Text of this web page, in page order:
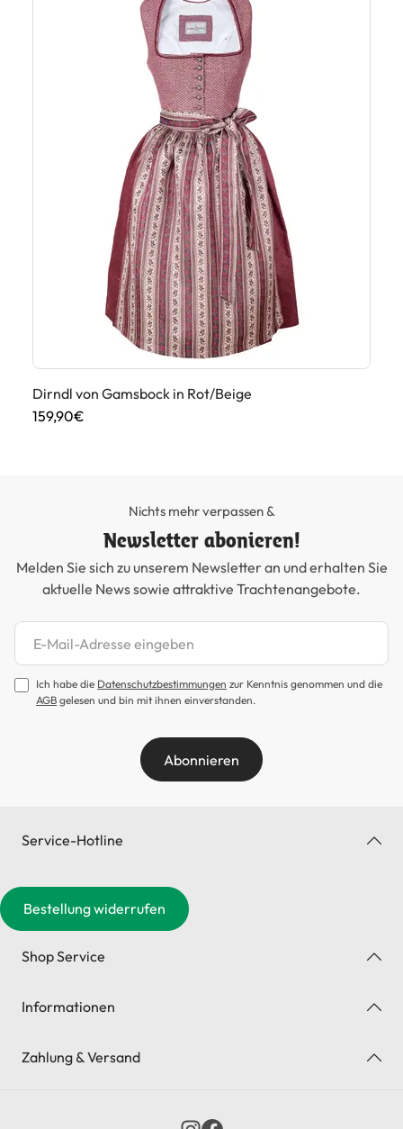
Dirndl von Gamsbock in Rot/Beige
159,90€
Nichts mehr verpassen &
Newsletter abonieren!
Melden Sie sich zu unserem Newsletter an und erhalten Sie
aktuelle News sowie attraktive Trachtenangebote.
Newsletter abonnieren
Ich habe die Datenschutzbestimmungen zur Kenntnis genommen und die
AGB gelesen und bin mit ihnen einverstanden.
Abonnieren
Service-Hotline
Bestellung widerrufen
Shop Service
Informationen
Zahlung & Versand